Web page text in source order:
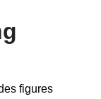
figures